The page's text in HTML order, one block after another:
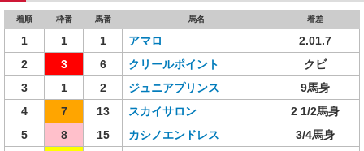
着順 枠番 馬番 馬名 着差
1 1 1 アマロ
2.01.7
2
3 6 クリールポイント
クビ
3
1 2 ジュニアプリンス
9馬身
4
7 13 スカイサロン
2 1/2馬身
5
8 15 カシノエンドレス
3/4馬身